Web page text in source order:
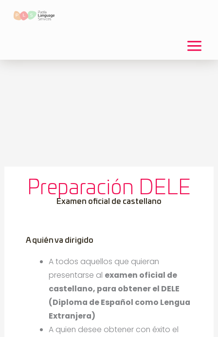
Preparación DELE
Examen oficial de castellano
A quién va dirigido
A todos aquellos que quieran
presentarse al examen oficial de
castellano, para obtener el DELE
(Diploma de Español como Lengua
Extranjera)
A quien desee obtener con éxito el